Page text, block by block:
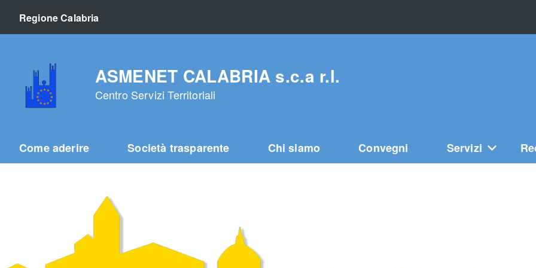
Regione Calabria
ASMENET CALABRIA s.c.a r.l.
Centro Servizi Territoriali
Come aderire Società trasparente Chi siamo Convegni Servizi